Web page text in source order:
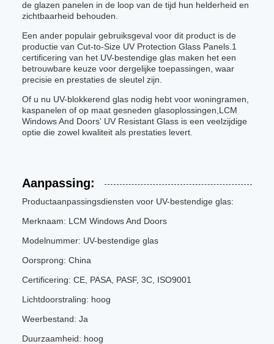
de glazen panelen in de loop van de tijd hun helderheid en
zichtbaarheid behouden.
Een ander populair gebruiksgeval voor dit product is de
productie van Cut-to-Size UV Protection Glass Panels.1
certificering van het UV-bestendige glas maken het een
betrouwbare keuze voor dergelijke toepassingen, waar
precisie en prestaties de sleutel zijn.
Of u nu UV-blokkerend glas nodig hebt voor woningramen,
kaspanelen of op maat gesneden glasoplossingen,LCM
Windows And Doors' UV Resistant Glass is een veelzijdige
optie die zowel kwaliteit als prestaties levert.
Aanpassing:
Productaanpassingsdiensten voor UV-bestendige glas:
Merknaam: LCM Windows And Doors
Modelnummer: UV-bestendige glas
Oorsprong: China
Certificering: CE, PASA, PASF, 3C, ISO9001
Lichtdoorstraling: hoog
Weerbestand: Ja
Duurzaamheid: hoog